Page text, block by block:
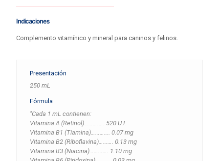
Indicaciones
Complemento vitamínico y mineral para caninos y felinos.
Presentación
250 mL
Fórmula
"Cada 1 mL contienen:
Vitamina A (Retinol)……….…. 520 U.I.
Vitamina B1 (Tiamina)…………. 0.07 mg
Vitamina B2 (Riboflavina)………. 0.13 mg
Vitamina B3 (Niacina)…………. 1.10 mg